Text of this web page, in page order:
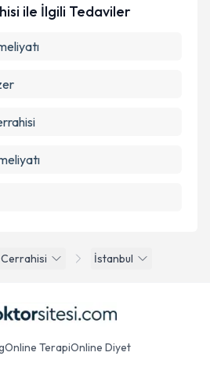
İstanbul
ile İlgili Tedaviler
Online TerapiOnline Diyet